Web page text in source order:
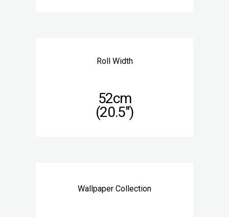
Roll Width
52cm
(20.5″)
Wallpaper Collection